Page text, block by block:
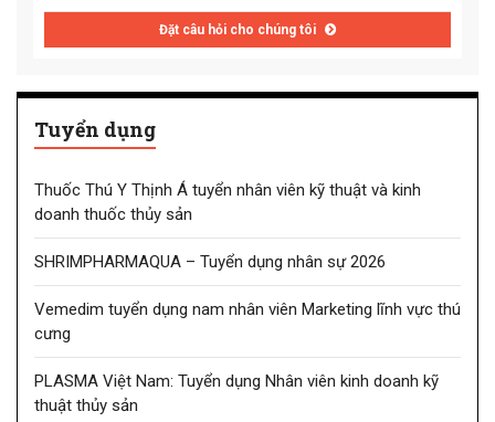
Đặt câu hỏi cho chúng tôi
Tuyển dụng
Thuốc Thú Y Thịnh Á tuyển nhân viên kỹ thuật và kinh
doanh thuốc thủy sản
SHRIMPHARMAQUA – Tuyển dụng nhân sự 2026
Vemedim tuyển dụng nam nhân viên Marketing lĩnh vực thú
cưng
PLASMA Việt Nam: Tuyển dụng Nhân viên kinh doanh kỹ
thuật thủy sản